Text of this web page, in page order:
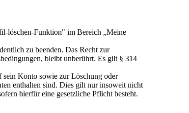
löschen-Funktion" im Bereich „Meine
zu beenden. Das Recht zur
bleibt unberührt. Es gilt § 314
sein Konto sowie zur Löschung oder
enthalten sind. Dies gilt nur insoweit nicht
hierfür eine gesetzliche Pflicht besteht.